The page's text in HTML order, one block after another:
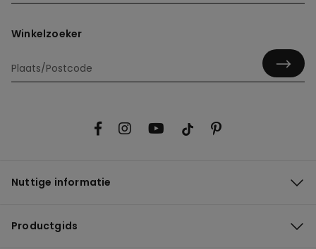
Winkelzoeker
Nuttige informatie
Productgids